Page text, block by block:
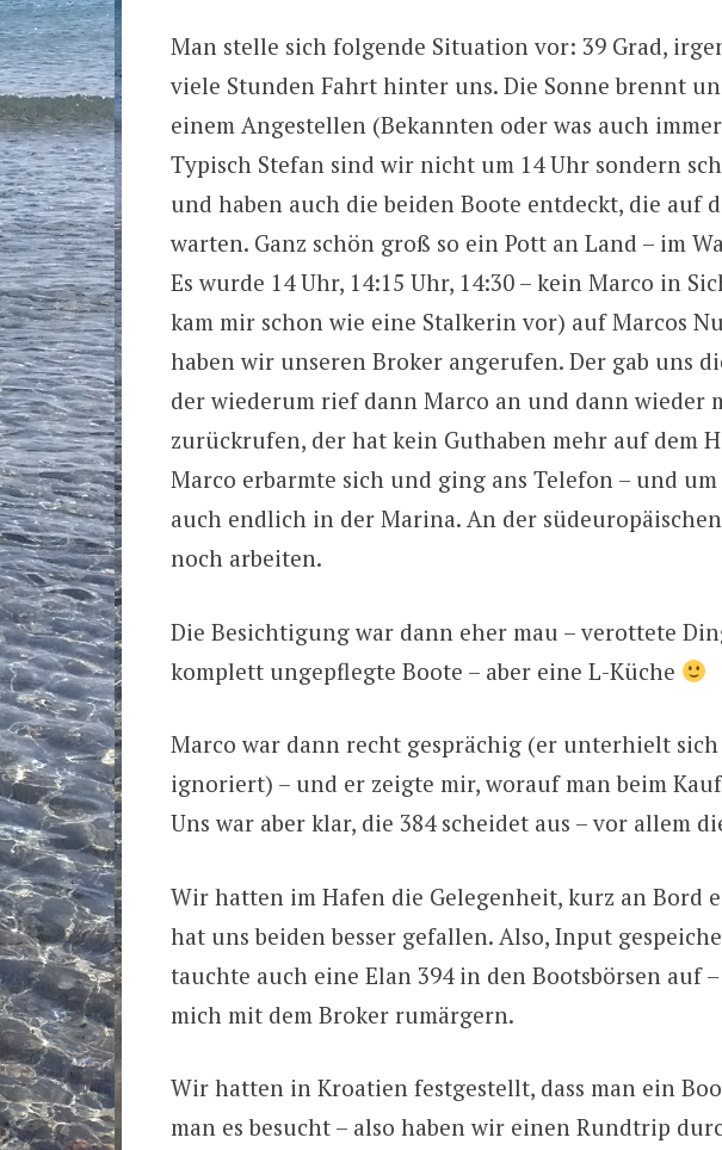
Man stelle sich folgende Situation vor: 39 Grad,
viele Stunden Fahrt hinter uns. Die Sonne brennt
einem Angestellen (Bekannten oder was auch
Typisch Stefan sind wir nicht um 14 Uhr sondern
und haben auch die beiden Boote entdeckt, die auf
warten. Ganz schön groß so ein Pott an Land – im
Es wurde 14 Uhr, 14:15 Uhr, 14:30 – kein Marco in
kam mir schon wie eine Stalkerin vor) auf Marcos
haben wir unseren Broker angerufen. Der gab uns
der wiederum rief dann Marco an und dann wieder
zurückrufen, der hat kein Guthaben mehr auf dem
Marco erbarmte sich und ging ans Telefon – und
auch endlich in der Marina. An der
noch arbeiten.
Die Besichtigung war dann eher mau – verottete
komplett ungepflegte Boote – aber eine L-Küche
Marco war dann recht gesprächig (er unterhielt
ignoriert) – und er zeigte mir, worauf man beim
Uns war aber klar, die 384 scheidet aus – vor allem
Wir hatten im Hafen die Gelegenheit, kurz an Bord
hat uns beiden besser gefallen. Also, Input
tauchte auch eine Elan 394 in den Bootsbörsen auf
mich mit dem Broker rumärgern.
Wir hatten in Kroatien festgestellt, dass man ein
man es besucht – also haben wir einen Rundtrip